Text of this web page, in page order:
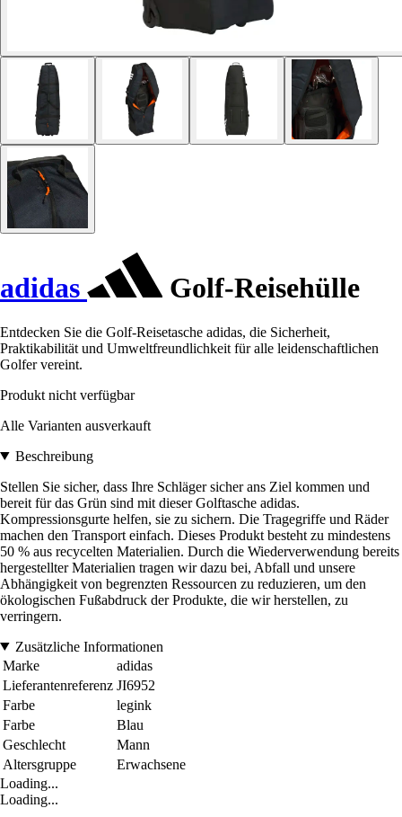
adidas Golf-Reisehülle
Entdecken Sie die Golf-Reisetasche adidas, die Sicherheit,
Praktikabilität und Umweltfreundlichkeit für alle leidenschaftlichen
Golfer vereint.
Produkt nicht verfügbar
Alle Varianten ausverkauft
Beschreibung
Stellen Sie sicher, dass Ihre Schläger sicher ans Ziel kommen und
bereit für das Grün sind mit dieser Golftasche adidas.
Kompressionsgurte helfen, sie zu sichern. Die Tragegriffe und Räder
machen den Transport einfach. Dieses Produkt besteht zu mindestens
50 % aus recycelten Materialien. Durch die Wiederverwendung bereits
hergestellter Materialien tragen wir dazu bei, Abfall und unsere
Abhängigkeit von begrenzten Ressourcen zu reduzieren, um den
ökologischen Fußabdruck der Produkte, die wir herstellen, zu
verringern.
Zusätzliche Informationen
Marke
adidas
Lieferantenreferenz JI6952
Farbe
legink
Farbe
Blau
Geschlecht
Mann
Altersgruppe
Erwachsene
Loading...
Loading...